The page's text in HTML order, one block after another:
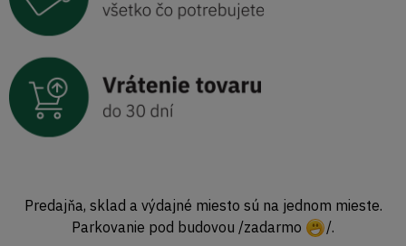
Predajňa, sklad a výdajné miesto sú na jednom mieste.
Parkovanie pod budovou /zadarmo
/.